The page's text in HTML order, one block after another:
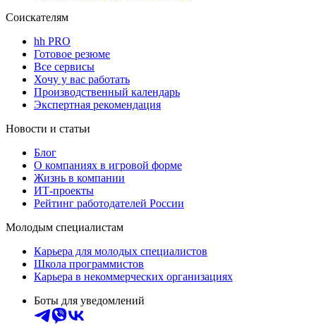
Соискателям
hh PRO
Готовое резюме
Все сервисы
Хочу у вас работать
Производственный календарь
Экспертная рекомендация
Новости и статьи
Блог
О компаниях в игровой форме
Жизнь в компании
ИТ-проекты
Рейтинг работодателей России
Молодым специалистам
Карьера для молодых специалистов
Школа программистов
Карьера в некоммерческих организациях
Боты для уведомлений